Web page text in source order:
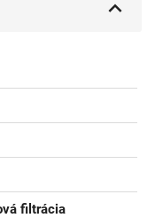
filtrácia